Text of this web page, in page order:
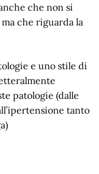
che non si
che riguarda la
e uno stile di
patologie (dalle
tanto